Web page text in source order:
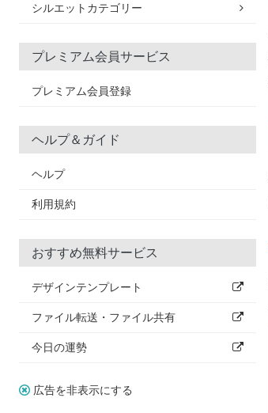
シルエットカテゴリー
プレミアム会員サービス
プレミアム会員登録
ヘルプ＆ガイド
ヘルプ
利用規約
おすすめ無料サービス
デザインテンプレート
ファイル転送・ファイル共有
今日の運勢
広告を非表示にする